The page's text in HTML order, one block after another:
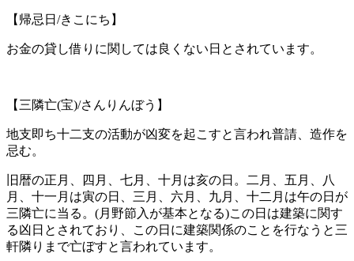
【帰忌日/きこにち】
お金の貸し借りに関しては良くない日とされています。
【三隣亡(宝)/さんりんぼう】
地支即ち十二支の活動が凶変を起こすと言われ普請、造作を
忌む。
旧暦の正月、四月、七月、十月は亥の日。二月、五月、八
月、十一月は寅の日、三月、六月、九月、十二月は午の日が
三隣亡に当る。(月野節入が基本となる)この日は建築に関す
る凶日とされており、この日に建築関係のことを行なうと三
軒隣りまで亡ぼすと言われています。